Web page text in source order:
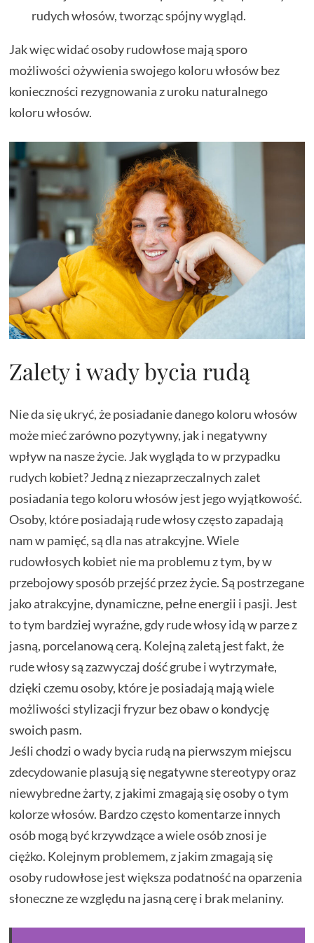
rudych włosów, tworząc spójny wygląd.
Jak więc widać osoby rudowłose mają sporo
możliwości ożywienia swojego koloru włosów bez
konieczności rezygnowania z uroku naturalnego
koloru włosów.
Zalety i wady bycia rudą
Nie da się ukryć, że posiadanie danego koloru włosów
może mieć zarówno pozytywny, jak i negatywny
wpływ na nasze życie. Jak wygląda to w przypadku
rudych kobiet? Jedną z niezaprzeczalnych zalet
posiadania tego koloru włosów jest jego wyjątkowość.
Osoby, które posiadają rude włosy często zapadają
nam w pamięć, są dla nas atrakcyjne. Wiele
rudowłosych kobiet nie ma problemu z tym, by w
przebojowy sposób przejść przez życie. Są postrzegane
jako atrakcyjne, dynamiczne, pełne energii i pasji. Jest
to tym bardziej wyraźne, gdy rude włosy idą w parze z
jasną, porcelanową cerą. Kolejną zaletą jest fakt, że
rude włosy są zazwyczaj dość grube i wytrzymałe,
dzięki czemu osoby, które je posiadają mają wiele
możliwości stylizacji fryzur bez obaw o kondycję
swoich pasm.
Jeśli chodzi o wady bycia rudą na pierwszym miejscu
zdecydowanie plasują się negatywne stereotypy oraz
niewybredne żarty, z jakimi zmagają się osoby o tym
kolorze włosów. Bardzo często komentarze innych
osób mogą być krzywdzące a wiele osób znosi je
ciężko. Kolejnym problemem, z jakim zmagają się
osoby rudowłose jest większa podatność na oparzenia
słoneczne ze względu na jasną cerę i brak melaniny.